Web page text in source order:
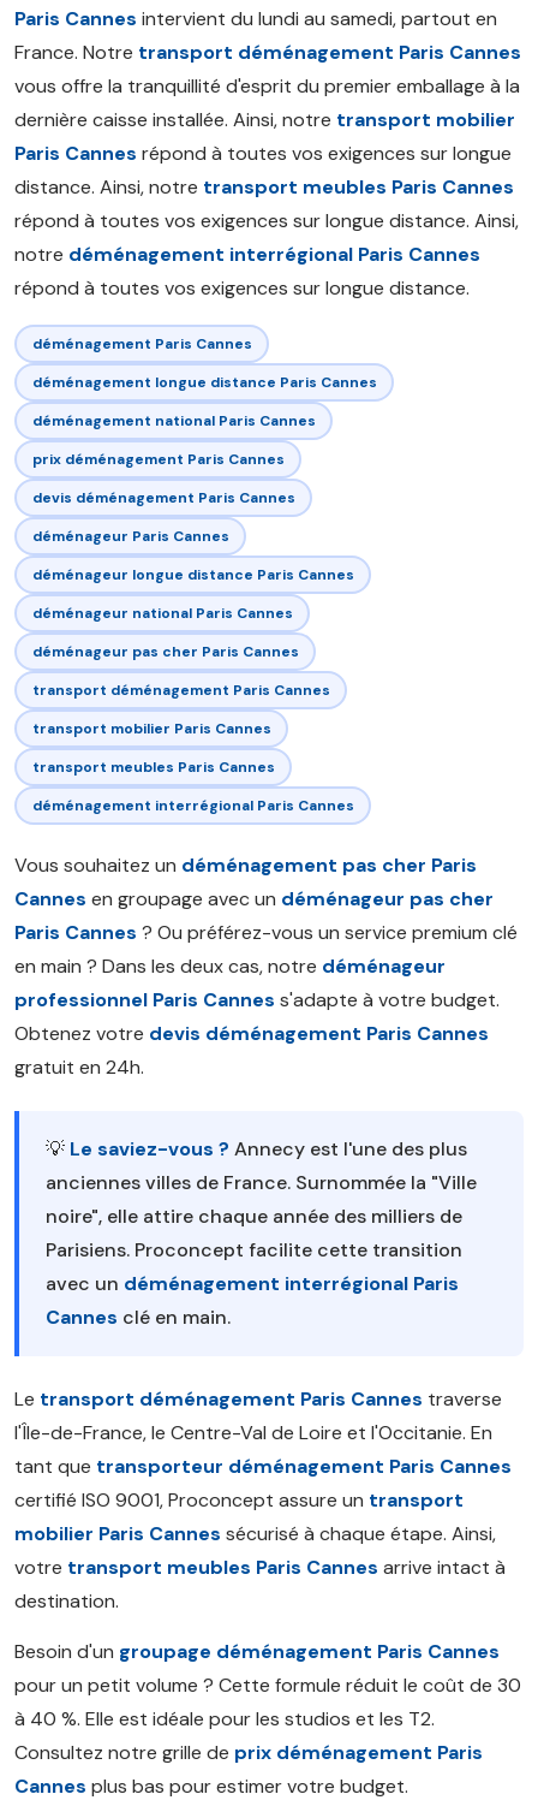
Paris Cannes intervient du lundi au samedi, partout en
France. Notre transport déménagement Paris Cannes
vous offre la tranquillité d'esprit du premier emballage à la
dernière caisse installée. Ainsi, notre transport mobilier
Paris Cannes répond à toutes vos exigences sur longue
distance. Ainsi, notre transport meubles Paris Cannes
répond à toutes vos exigences sur longue distance. Ainsi,
notre déménagement interrégional Paris Cannes
répond à toutes vos exigences sur longue distance.
déménagement Paris Cannes
déménagement longue distance Paris Cannes
déménagement national Paris Cannes
prix déménagement Paris Cannes
devis déménagement Paris Cannes
déménageur Paris Cannes
déménageur longue distance Paris Cannes
déménageur national Paris Cannes
déménageur pas cher Paris Cannes
transport déménagement Paris Cannes
transport mobilier Paris Cannes
transport meubles Paris Cannes
déménagement interrégional Paris Cannes
Vous souhaitez un déménagement pas cher Paris
Cannes en groupage avec un déménageur pas cher
Paris Cannes ? Ou préférez-vous un service premium clé
en main ? Dans les deux cas, notre déménageur
professionnel Paris Cannes s'adapte à votre budget.
Obtenez votre devis déménagement Paris Cannes
gratuit en 24h.
💡 Le saviez-vous ? Annecy est l'une des plus
anciennes villes de France. Surnommée la "Ville
noire", elle attire chaque année des milliers de
Parisiens. Proconcept facilite cette transition
avec un déménagement interrégional Paris
Cannes clé en main.
Le transport déménagement Paris Cannes traverse
l'Île-de-France, le Centre-Val de Loire et l'Occitanie. En
tant que transporteur déménagement Paris Cannes
certifié ISO 9001, Proconcept assure un transport
mobilier Paris Cannes sécurisé à chaque étape. Ainsi,
votre transport meubles Paris Cannes arrive intact à
destination.
Besoin d'un groupage déménagement Paris Cannes
pour un petit volume ? Cette formule réduit le coût de 30
à 40 %. Elle est idéale pour les studios et les T2.
Consultez notre grille de prix déménagement Paris
Cannes plus bas pour estimer votre budget.